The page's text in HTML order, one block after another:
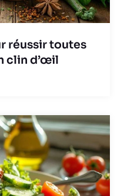
réussir toutes
clin d’œil